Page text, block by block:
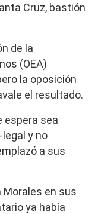
Cruz, bastión
de la
(OEA)
la oposición
el resultado.
espera sea
y no
a sus
en sus
ya había